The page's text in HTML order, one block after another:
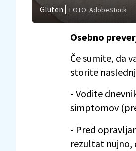
Gluten FOTO: AdobeStock
Osebno
Če sumite, da
storite
- Vodite
simptomov
- Pred
rezultat nujno,